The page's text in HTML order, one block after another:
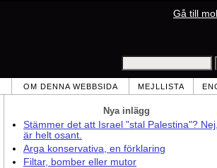
Gå till
OM DENNA WEBBSIDA MEJLLISTA
Nya inlägg
Stämmer det att Israel "stal Palestina"?
är helt osant.
Arga konservativa, en förklaring
Filtar, bomber eller mutor